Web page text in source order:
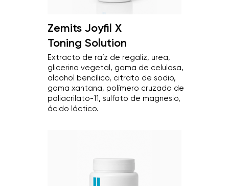
Extracto de raíz de regaliz, urea,
glicerina vegetal, goma de celulosa,
alcohol bencílico, citrato de sodio,
goma xantana, polímero cruzado de
poliacrilato-11, sulfato de magnesio,
ácido láctico.
Zemits Joyfil X
Toning Solution